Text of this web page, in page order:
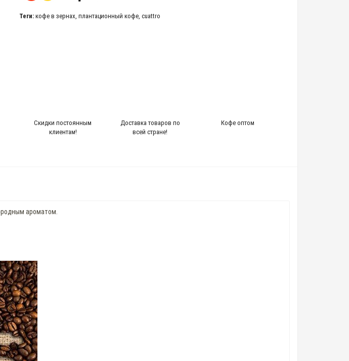
Теги: кофе в зернах, плантационный кофе, cuattro
Скидки постоянным
клиентам!
Доставка товаров по
всей стране!
Кофе оптом
ароматом.